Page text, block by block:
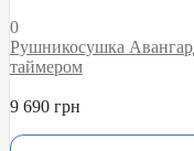
0
Рушникосушка
таймером
9 690 грн